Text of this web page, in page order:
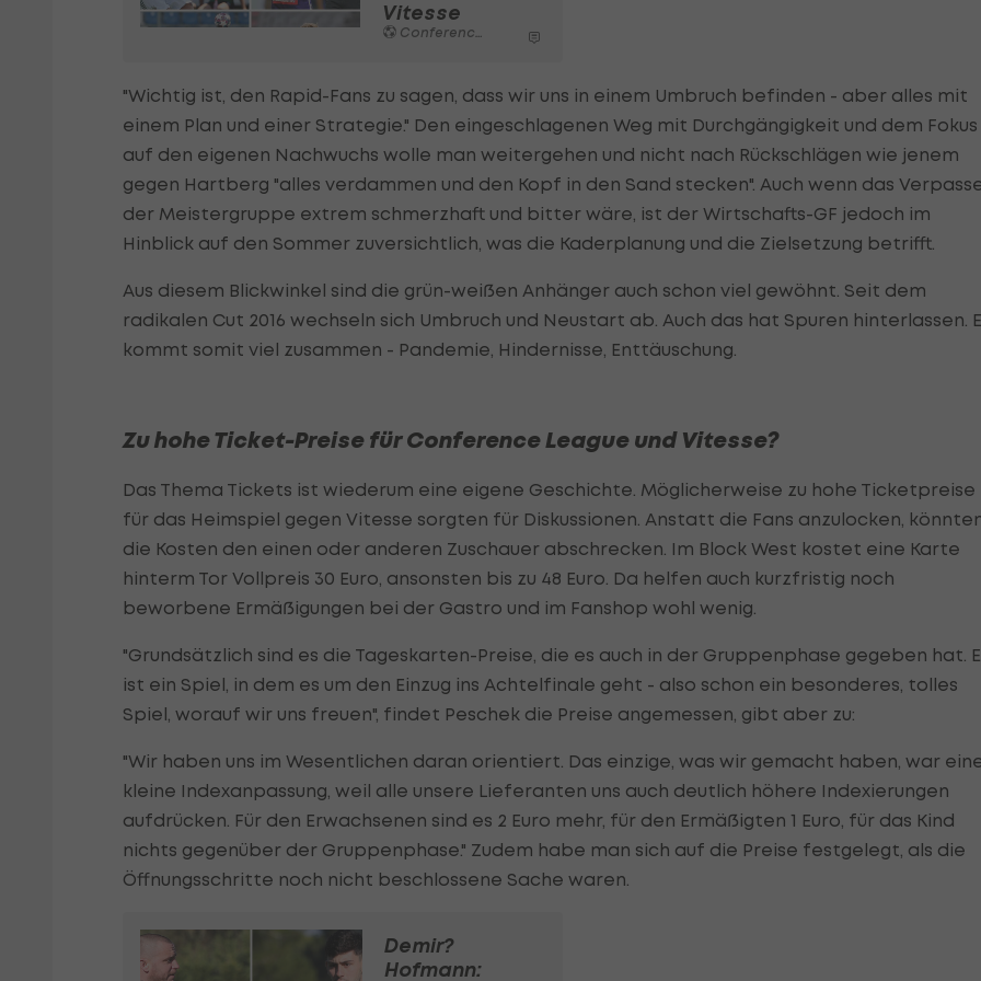
Vitesse
Conference League
"Wichtig ist, den Rapid-Fans zu sagen, dass wir uns in einem Umbruch befinden - aber alles mit
einem Plan und einer Strategie." Den eingeschlagenen Weg mit Durchgängigkeit und dem Fokus
auf den eigenen Nachwuchs wolle man weitergehen und nicht nach Rückschlägen wie jenem
gegen Hartberg "alles verdammen und den Kopf in den Sand stecken". Auch wenn das
der Meistergruppe extrem schmerzhaft und bitter wäre, ist der Wirtschafts-GF jedoch im
Hinblick auf den Sommer zuversichtlich, was die Kaderplanung und die Zielsetzung betrifft.
Aus diesem Blickwinkel sind die grün-weißen Anhänger auch schon viel gewöhnt. Seit dem
radikalen Cut 2016 wechseln sich Umbruch und Neustart ab. Auch das hat Spuren hinterlassen.
kommt somit viel zusammen - Pandemie, Hindernisse, Enttäuschung.
Zu hohe Ticket-Preise für Conference League und Vitesse?
Das Thema Tickets ist wiederum eine eigene Geschichte. Möglicherweise zu hohe Ticketpreise
für das Heimspiel gegen Vitesse sorgten für Diskussionen. Anstatt die Fans anzulocken,
die Kosten den einen oder anderen Zuschauer abschrecken. Im Block West kostet eine Karte
hinterm Tor Vollpreis 30 Euro, ansonsten bis zu 48 Euro. Da helfen auch kurzfristig noch
beworbene Ermäßigungen bei der Gastro und im Fanshop wohl wenig.
"Grundsätzlich sind es die Tageskarten-Preise, die es auch in der Gruppenphase gegeben hat.
ist ein Spiel, in dem es um den Einzug ins Achtelfinale geht - also schon ein besonderes, tolles
Spiel, worauf wir uns freuen", findet Peschek die Preise angemessen, gibt aber zu:
"Wir haben uns im Wesentlichen daran orientiert. Das einzige, was wir gemacht haben, war
kleine Indexanpassung, weil alle unsere Lieferanten uns auch deutlich höhere Indexierungen
aufdrücken. Für den Erwachsenen sind es 2 Euro mehr, für den Ermäßigten 1 Euro, für das Kind
nichts gegenüber der Gruppenphase." Zudem habe man sich auf die Preise festgelegt, als die
Öffnungsschritte noch nicht beschlossene Sache waren.
Demir?
Hofmann: